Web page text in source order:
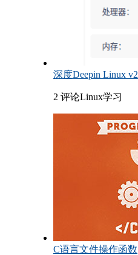
深度Deepin Linux
2 评论Linux学习
C语言文件操作函数